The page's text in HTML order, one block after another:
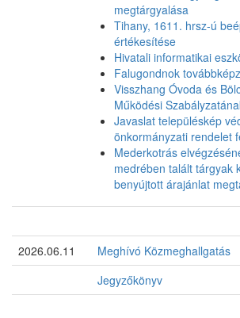
megtárgyalása
Tihany, 1611. hrsz-ú
értékesítése
Hivatali informatikai
Falugondnok
Visszhang Óvoda és
Működési
Javaslat településkép
önkormányzati rendelet
Mederkotrás
medrében talált tárgyak
benyújtott árajánlat
2026.06.11
Meghívó Közmeghallgatás
Jegyzőkönyv